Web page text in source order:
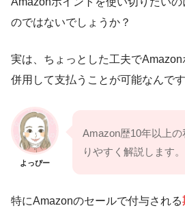
のではないでしょうか？
実は、ちょっとした工夫で
併用して支払うことが可能なんです
よっぴー
Amazon歴10年以上
りやすく解説します。
特にAmazonのセールで付与される